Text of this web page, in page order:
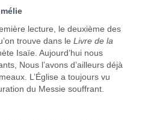
lecture, le deuxième des
trouve dans le Livre de la
Isaïe. Aujourd’hui nous
Nous l’avons d’ailleurs déjà
L’Église a toujours vu
du Messie souffrant.